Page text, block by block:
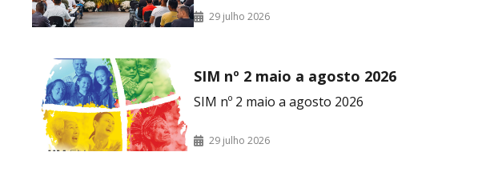
29 julho 2026
SIM nº 2 maio a agosto 2026
SIM nº 2 maio a agosto 2026
29 julho 2026